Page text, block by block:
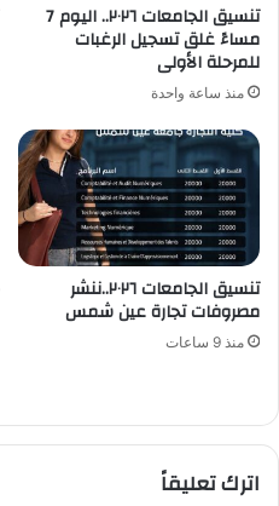
تنسيق الجامعات ٢٠٢٦.. اليوم 7
مساءً غلق تسجيل الرغبات
للمرحلة الأولى
منذ ساعة واحدة
تنسيق الجامعات ٢٠٢٦..ننشر
مصروفات تجارة عين شمس
منذ 9 ساعات
اترك تعليقاً